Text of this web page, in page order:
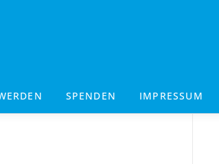
SPENDEN IMPRESSUM